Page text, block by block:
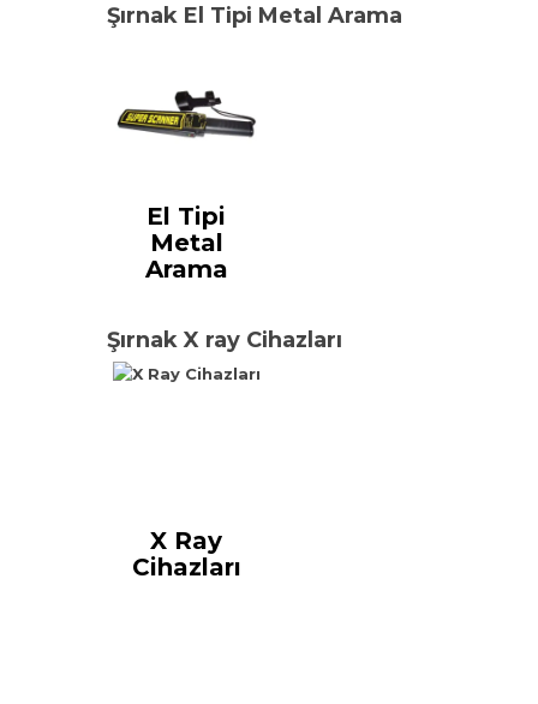
Şırnak El Tipi Metal Arama
El Tipi
Metal
Arama
Şırnak X ray Cihazları
X Ray
Cihazları